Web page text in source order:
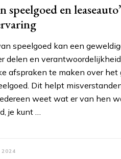
speelgoed en
speelgoed kan een
delen en
afspraken te maken over het
Dit helpt
weet wat er van hen
je kunt …
2024